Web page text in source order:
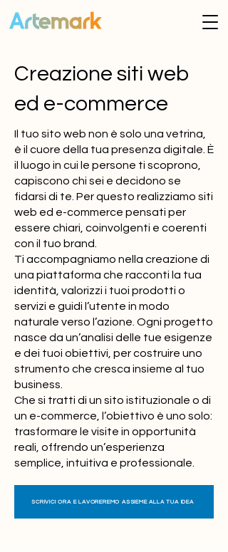
Creazione siti web
ed e-commerce
Il tuo sito web non è solo una vetrina,
è il cuore della tua presenza digitale. È
il luogo in cui le persone ti scoprono,
capiscono chi sei e decidono se
fidarsi di te. Per questo realizziamo siti
web ed e-commerce pensati per
essere chiari, coinvolgenti e coerenti
con il tuo brand.
Ti accompagniamo nella creazione di
una piattaforma che racconti la tua
identità, valorizzi i tuoi prodotti o
servizi e guidi l’utente in modo
naturale verso l’azione. Ogni progetto
nasce da un’analisi delle tue esigenze
e dei tuoi obiettivi, per costruire uno
strumento che cresca insieme al tuo
business.
Che si tratti di un sito istituzionale o di
un e-commerce, l’obiettivo è uno solo:
trasformare le visite in opportunità
reali, offrendo un’esperienza
semplice, intuitiva e professionale.
SCRIVICI ORA E LAVOREREMO ASSIEME ALLA TUA IDEA